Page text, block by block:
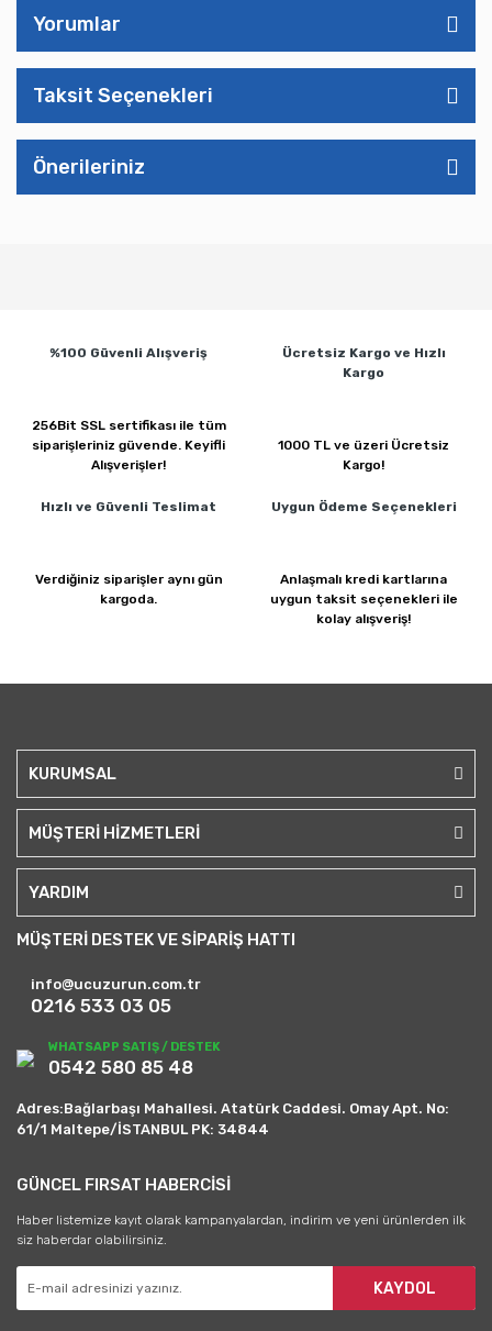
Yorumlar
Taksit Seçenekleri
Önerileriniz
%100 Güvenli Alışveriş
256Bit SSL sertifikası ile tüm
siparişleriniz güvende. Keyifli
Alışverişler!
Ücretsiz Kargo ve Hızlı
Kargo
1000 TL ve üzeri Ücretsiz
Kargo!
Hızlı ve Güvenli Teslimat
Verdiğiniz siparişler aynı gün
kargoda.
Uygun Ödeme Seçenekleri
Anlaşmalı kredi kartlarına
uygun taksit seçenekleri ile
kolay alışveriş!
KURUMSAL
MÜŞTERİ HİZMETLERİ
YARDIM
MÜŞTERİ DESTEK VE SİPARİŞ HATTI
info@ucuzurun.com.tr
0216 533 03 05
WHATSAPP SATIŞ / DESTEK
0542 580 85 48
Adres:Bağlarbaşı Mahallesi. Atatürk Caddesi. Omay Apt. No:
61/1 Maltepe/İSTANBUL PK: 34844
GÜNCEL FIRSAT HABERCİSİ
Haber listemize kayıt olarak kampanyalardan, indirim ve yeni ürünlerden ilk
siz haberdar olabilirsiniz.
KAYDOL